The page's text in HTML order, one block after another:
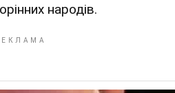
народів.